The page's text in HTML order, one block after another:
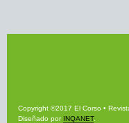
Copyright ©2017 El Corso •
Diseñado por INQANET.